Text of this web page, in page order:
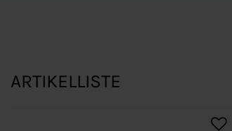
ARTIKELLISTE